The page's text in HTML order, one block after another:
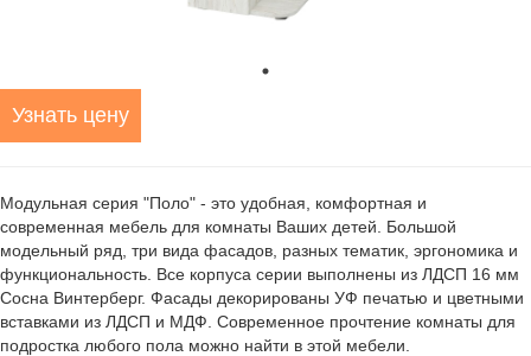
Узнать цену
Модульная серия "Поло" - это удобная, комфортная и
современная мебель для комнаты Ваших детей. Большой
модельный ряд, три вида фасадов, разных тематик, эргономика и
функциональность. Все корпуса серии выполнены из ЛДСП 16 мм
Сосна Винтерберг. Фасады декорированы УФ печатью и цветными
вставками из ЛДСП и МДФ. Современное прочтение комнаты для
подростка любого пола можно найти в этой мебели.